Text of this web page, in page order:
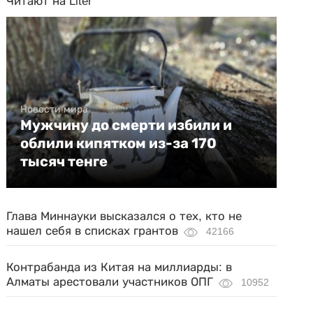
Новости мира
Мужчину до смерти избили и
облили кипятком из-за 170
тысяч тенге
Глава Миннауки высказался о тех, кто не
нашел себя в списках грантов
42166
Контрабанда из Китая на миллиарды: в
Алматы арестовали участников ОПГ
10952